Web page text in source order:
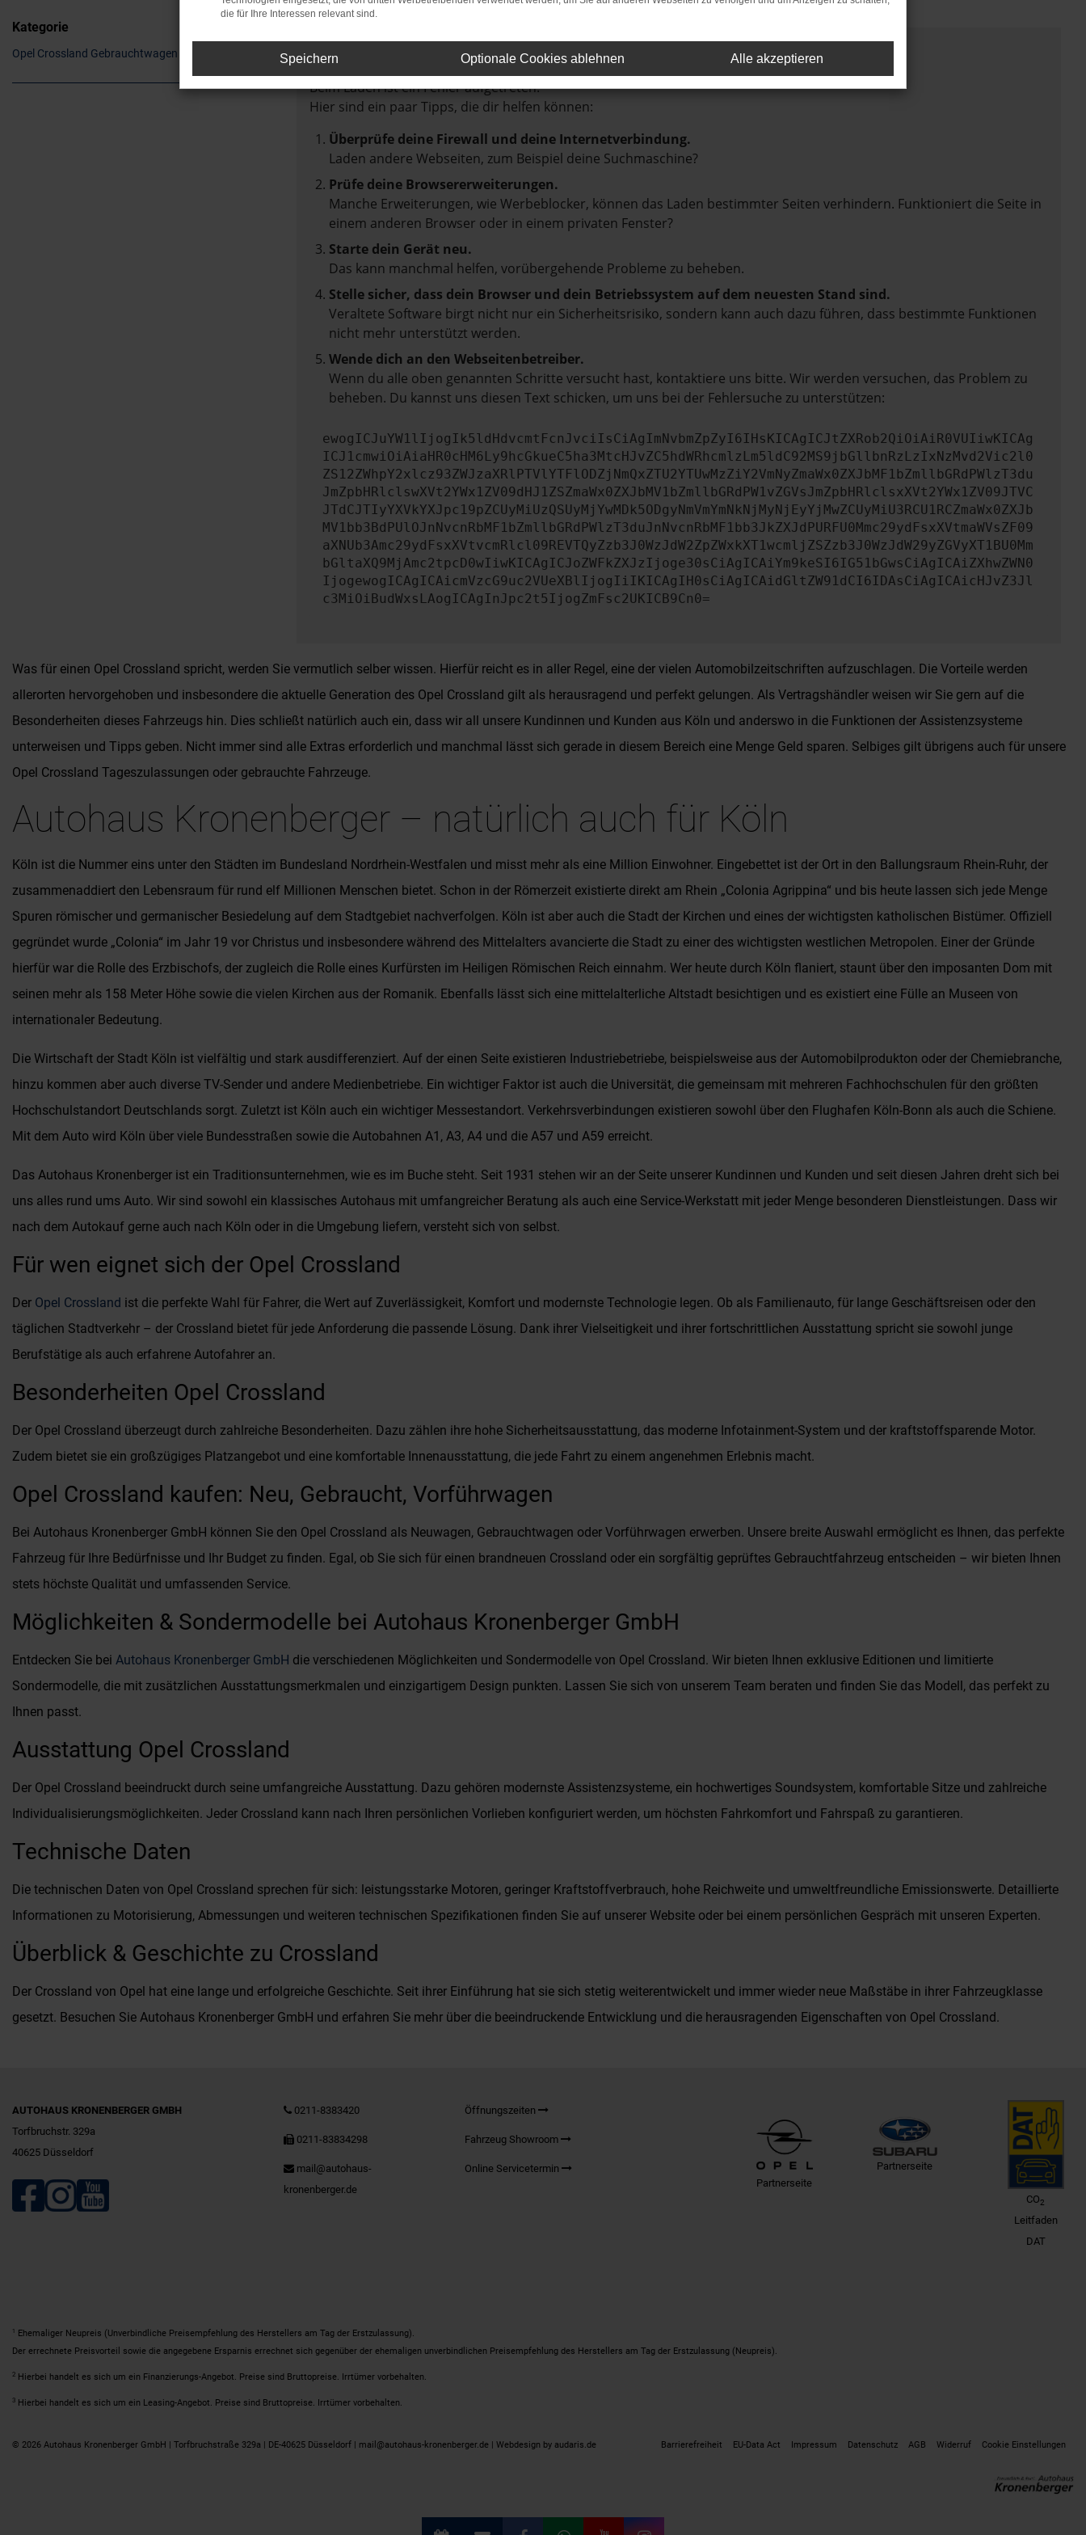
Kategorie
Opel Crossland Gebrauchtwagen Köln Fehler: Network Error
Beim Laden ist ein Fehler aufgetreten.
Hier sind ein paar Tipps, die dir helfen können:
Überprüfe deine Firewall und deine Internetverbindung.
Laden andere Webseiten, zum Beispiel deine Suchmaschine?
Prüfe deine Browsererweiterungen.
Manche Erweiterungen, wie Werbeblocker, können das Laden bestimmter Seiten verhindern. Funktioniert die Seite in
einem anderen Browser oder in einem privaten Fenster?
Starte dein Gerät neu.
Das kann manchmal helfen, vorübergehende Probleme zu beheben.
Stelle sicher, dass dein Browser und dein Betriebssystem auf dem neuesten Stand sind.
Veraltete Software birgt nicht nur ein Sicherheitsrisiko, sondern kann auch dazu führen, dass bestimmte Funktionen
nicht mehr unterstützt werden.
Wende dich an den Webseitenbetreiber.
Wenn du alle oben genannten Schritte versucht hast, kontaktiere uns bitte. Wir werden versuchen, das Problem zu
beheben. Du kannst uns diesen Text schicken, um uns bei der Fehlersuche zu unterstützen:
ewogICJuYW1lIjogIk5ldHdvcmtFcnJvciIsCiAgImNvbmZpZyI6IHsKICAgICJtZXRob2QiOiAiR0VUIiwKICAg
ICJ1cmwiOiAiaHR0cHM6Ly9hcGkueC5ha3MtcHJvZC5hdWRhcmlzLm5ldC92MS9jbGllbnRzLzIxNzMvd2Vic2l0
ZS12ZWhpY2xlcz93ZWJzaXRlPTVlYTFlODZjNmQxZTU2YTUwMzZiY2VmNyZmaWx0ZXJbMF1bZmllbGRdPWlzT3du
JmZpbHRlclswXVt2YWx1ZV09dHJ1ZSZmaWx0ZXJbMV1bZmllbGRdPW1vZGVsJmZpbHRlclsxXVt2YWx1ZV09JTVC
JTdCJTIyYXVkYXJpc19pZCUyMiUzQSUyMjYwMDk5ODgyNmVmYmNkNjMyNjEyYjMwZCUyMiU3RCU1RCZmaWx0ZXJb
MV1bb3BdPUlOJnNvcnRbMF1bZmllbGRdPWlzT3duJnNvcnRbMF1bb3JkZXJdPURFU0Mmc29ydFsxXVtmaWVsZF09
aXNUb3Amc29ydFsxXVtvcmRlcl09REVTQyZzb3J0WzJdW2ZpZWxkXT1wcmljZSZzb3J0WzJdW29yZGVyXT1BU0Mm
bGltaXQ9MjAmc2tpcD0wIiwKICAgICJoZWFkZXJzIjoge30sCiAgICAiYm9keSI6IG51bGwsCiAgICAiZXhwZWN0
IjogewogICAgICAicmVzcG9uc2VUeXBlIjogIiIKICAgIH0sCiAgICAidGltZW91dCI6IDAsCiAgICAicHJvZ3Jl
c3MiOiBudWxsLAogICAgInJpc2t5IjogZmFsc2UKICB9Cn0=
Was für einen Opel Crossland spricht, werden Sie vermutlich selber wissen. Hierfür reicht es in aller Regel, eine der vielen Automobilzeitschriften aufzuschlagen. Die Vorteile werden
allerorten hervorgehoben und insbesondere die aktuelle Generation des Opel Crossland gilt als herausragend und perfekt gelungen. Als Vertragshändler weisen wir Sie gern auf die
Besonderheiten dieses Fahrzeugs hin. Dies schließt natürlich auch ein, dass wir all unsere Kundinnen und Kunden aus Köln und anderswo in die Funktionen der Assistenzsysteme
unterweisen und Tipps geben. Nicht immer sind alle Extras erforderlich und manchmal lässt sich gerade in diesem Bereich eine Menge Geld sparen. Selbiges gilt übrigens auch für unsere
Opel Crossland Tageszulassungen oder gebrauchte Fahrzeuge.
Autohaus Kronenberger – natürlich auch für Köln
Köln ist die Nummer eins unter den Städten im Bundesland Nordrhein-Westfalen und misst mehr als eine Million Einwohner. Eingebettet ist der Ort in den Ballungsraum Rhein-Ruhr, der
zusammenaddiert den Lebensraum für rund elf Millionen Menschen bietet. Schon in der Römerzeit existierte direkt am Rhein „Colonia Agrippina“ und bis heute lassen sich jede Menge
Spuren römischer und germanischer Besiedelung auf dem Stadtgebiet nachverfolgen. Köln ist aber auch die Stadt der Kirchen und eines der wichtigsten katholischen Bistümer. Offiziell
gegründet wurde „Colonia“ im Jahr 19 vor Christus und insbesondere während des Mittelalters avancierte die Stadt zu einer des wichtigsten westlichen Metropolen. Einer der Gründe
hierfür war die Rolle des Erzbischofs, der zugleich die Rolle eines Kurfürsten im Heiligen Römischen Reich einnahm. Wer heute durch Köln flaniert, staunt über den imposanten Dom mit
seinen mehr als 158 Meter Höhe sowie die vielen Kirchen aus der Romanik. Ebenfalls lässt sich eine mittelalterliche Altstadt besichtigen und es existiert eine Fülle an Museen von
internationaler Bedeutung.
Die Wirtschaft der Stadt Köln ist vielfältig und stark ausdifferenziert. Auf der einen Seite existieren Industriebetriebe, beispielsweise aus der Automobilprodukton oder der Chemiebranche,
hinzu kommen aber auch diverse TV-Sender und andere Medienbetriebe. Ein wichtiger Faktor ist auch die Universität, die gemeinsam mit mehreren Fachhochschulen für den größten
Hochschulstandort Deutschlands sorgt. Zuletzt ist Köln auch ein wichtiger Messestandort. Verkehrsverbindungen existieren sowohl über den Flughafen Köln-Bonn als auch die Schiene.
Mit dem Auto wird Köln über viele Bundesstraßen sowie die Autobahnen A1, A3, A4 und die A57 und A59 erreicht.
Das Autohaus Kronenberger ist ein Traditionsunternehmen, wie es im Buche steht. Seit 1931 stehen wir an der Seite unserer Kundinnen und Kunden und seit diesen Jahren dreht sich bei
uns alles rund ums Auto. Wir sind sowohl ein klassisches Autohaus mit umfangreicher Beratung als auch eine Service-Werkstatt mit jeder Menge besonderen Dienstleistungen. Dass wir
nach dem Autokauf gerne auch nach Köln oder in die Umgebung liefern, versteht sich von selbst.
Für wen eignet sich der Opel Crossland
Der Opel Crossland ist die perfekte Wahl für Fahrer, die Wert auf Zuverlässigkeit, Komfort und modernste Technologie legen. Ob als Familienauto, für lange Geschäftsreisen oder den
täglichen Stadtverkehr – der Crossland bietet für jede Anforderung die passende Lösung. Dank ihrer Vielseitigkeit und ihrer fortschrittlichen Ausstattung spricht sie sowohl junge
Berufstätige als auch erfahrene Autofahrer an.
Besonderheiten Opel Crossland
Der Opel Crossland überzeugt durch zahlreiche Besonderheiten. Dazu zählen ihre hohe Sicherheitsausstattung, das moderne Infotainment-System und der kraftstoffsparende Motor.
Zudem bietet sie ein großzügiges Platzangebot und eine komfortable Innenausstattung, die jede Fahrt zu einem angenehmen Erlebnis macht.
Opel Crossland kaufen: Neu, Gebraucht, Vorführwagen
Bei Autohaus Kronenberger GmbH können Sie den Opel Crossland als Neuwagen, Gebrauchtwagen oder Vorführwagen erwerben. Unsere breite Auswahl ermöglicht es Ihnen, das perfekte
Fahrzeug für Ihre Bedürfnisse und Ihr Budget zu finden. Egal, ob Sie sich für einen brandneuen Crossland oder ein sorgfältig geprüftes Gebrauchtfahrzeug entscheiden – wir bieten Ihnen
stets höchste Qualität und umfassenden Service.
Möglichkeiten & Sondermodelle bei Autohaus Kronenberger GmbH
Entdecken Sie bei Autohaus Kronenberger GmbH die verschiedenen Möglichkeiten und Sondermodelle von Opel Crossland. Wir bieten Ihnen exklusive Editionen und limitierte
Sondermodelle, die mit zusätzlichen Ausstattungsmerkmalen und einzigartigem Design punkten. Lassen Sie sich von unserem Team beraten und finden Sie das Modell, das perfekt zu
Ihnen passt.
Ausstattung Opel Crossland
Der Opel Crossland beeindruckt durch seine umfangreiche Ausstattung. Dazu gehören modernste Assistenzsysteme, ein hochwertiges Soundsystem, komfortable Sitze und zahlreiche
Individualisierungsmöglichkeiten. Jeder Crossland kann nach Ihren persönlichen Vorlieben konfiguriert werden, um höchsten Fahrkomfort und Fahrspaß zu garantieren.
Technische Daten
Die technischen Daten von Opel Crossland sprechen für sich: leistungsstarke Motoren, geringer Kraftstoffverbrauch, hohe Reichweite und umweltfreundliche Emissionswerte. Detaillierte
Informationen zu Motorisierung, Abmessungen und weiteren technischen Spezifikationen finden Sie auf unserer Website oder bei einem persönlichen Gespräch mit unseren Experten.
Überblick & Geschichte zu Crossland
Der Crossland von Opel hat eine lange und erfolgreiche Geschichte. Seit ihrer Einführung hat sie sich stetig weiterentwickelt und immer wieder neue Maßstäbe in ihrer Fahrzeugklasse
gesetzt. Besuchen Sie Autohaus Kronenberger GmbH und erfahren Sie mehr über die beeindruckende Entwicklung und die herausragenden Eigenschaften von Opel Crossland.
AUTOHAUS KRONENBERGER GMBH
Torfbruchstr. 329a
40625 Düsseldorf
0211-8383420
0211-83834298
mail@autohaus-
kronenberger.de
Öffnungszeiten
Fahrzeug Showroom
Online Servicetermin
Partnerseite
Partnerseite
CO2
Leitfaden
DAT
1
Ehemaliger Neupreis (Unverbindliche Preisempfehlung des Herstellers am Tag der Erstzulassung).
Der errechnete Preisvorteil sowie die angegebene Ersparnis errechnet sich gegenüber der ehemaligen unverbindlichen Preisempfehlung des Herstellers am Tag der Erstzulassung (Neupreis).
2 Hierbei handelt es sich um ein Finanzierungs-Angebot. Preise sind Bruttopreise. Irrtümer vorbehalten.
3 Hierbei handelt es sich um ein Leasing-Angebot. Preise sind Bruttopreise. Irrtümer vorbehalten.
Barrierefreiheit EU-Data Act Impressum Datenschutz AGB Widerruf Cookie Einstellungen
© 2026 Autohaus Kronenberger GmbH | Torfbruchstraße 329a | DE-40625 Düsseldorf | mail@autohaus-kronenberger.de | Webdesign by audaris.de
die für Ihre Interessen relevant sind.
Speichern Optionale Cookies ablehnen Alle akzeptieren